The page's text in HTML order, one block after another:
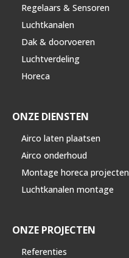
Regelaars & Sensoren
Luchtkanalen
Dak & doorvoeren
Luchtverdeling
Horeca
ONZE DIENSTEN
Airco laten plaatsen
Airco onderhoud
Montage horeca projecten
Luchtkanalen montage
ONZE PROJECTEN
Referenties